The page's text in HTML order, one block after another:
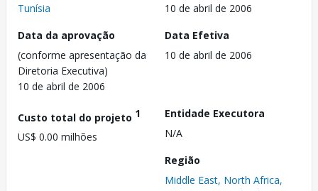
Tunísia
10 de abril de 2006
Data da aprovação
(conforme apresentação da
Diretoria Executiva)
10 de abril de 2006
Data Efetiva
10 de abril de 2006
Custo total do projeto 1
US$ 0.00 milhões
Entidade Executora
N/A
Região
Middle East, North Africa,